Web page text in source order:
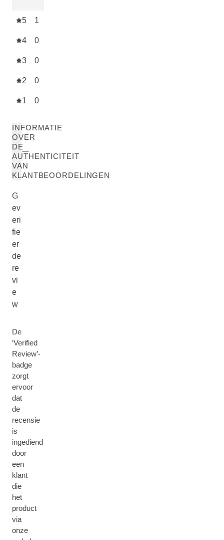
5 1
4 0
3 0
2 0
1 0
INFORMATIE
OVER
DE
AUTHENTICITEIT
VAN
KLANTBEOORDELINGEN
G
ev
eri
fie
er
de
re
vi
e
w
De
‘Verified
Review’-
badge
zorgt
ervoor
dat
de
recensie
is
ingediend
door
een
klant
die
het
product
via
onze